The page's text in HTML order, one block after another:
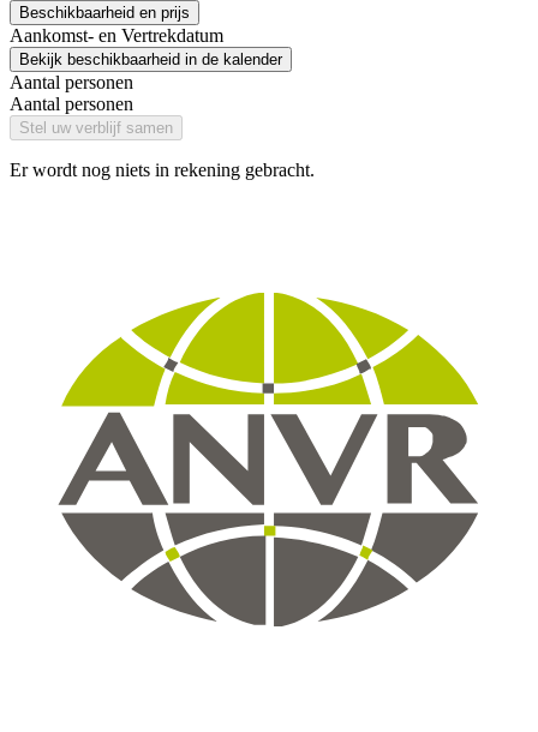
Beschikbaarheid en prijs
Aankomst- en Vertrekdatum
Bekijk beschikbaarheid in de kalender
Aantal personen
Aantal personen
Stel uw verblijf samen
Er wordt nog niets in rekening gebracht.